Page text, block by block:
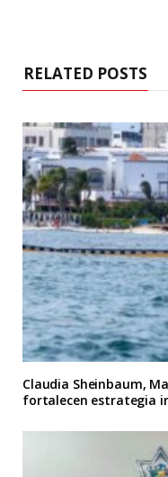
RELATED POSTS
Claudia Sheinbaum,
fortalecen estrategia